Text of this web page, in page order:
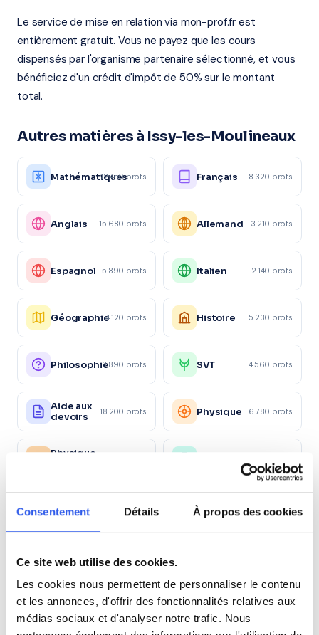
Consentement Détails À propos des cookies
Ce site web utilise des cookies.
Les cookies nous permettent de personnaliser le contenu
et les annonces, d'offrir des fonctionnalités relatives aux
médias sociaux et d'analyser notre trafic. Nous
Le service de mise en relation via mon-prof.fr est
entièrement gratuit. Vous ne payez que les cours
dispensés par l'organisme partenaire sélectionné, et vous
bénéficiez d'un crédit d'impôt de 50% sur le montant
total.
Autres matières à Issy-les-Moulineaux
Mathématiques
12 450 profs Français 8 320 profs
Anglais 15 680 profs Allemand 3 210 profs
Espagnol 5 890 profs Italien 2 140 profs
Géographie4 120 profs Histoire 5 230 profs
Philosophie3 890 profs SVT 4 560 profs
Aide aux
devoirs
18 200 profs Physique 6 780 profs
Physique
Économie 4 120 profs Droit
Gestion 2 450 profs
Humaines
1 120 profs